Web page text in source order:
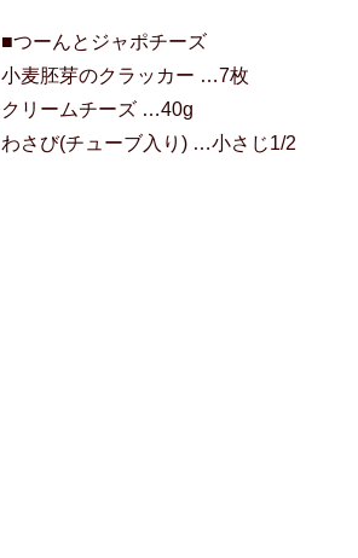
■つーんとジャポチーズ
小麦胚芽のクラッカー …7枚
クリームチーズ …40g
わさび(チューブ入り) …小さじ1/2